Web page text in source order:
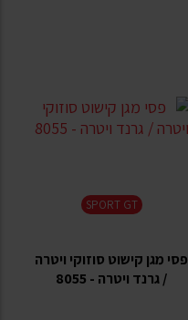
SPORT GT
פסי מגן קישוט סוזוקי ויטרה
/ גרנד ויטרה - 8055